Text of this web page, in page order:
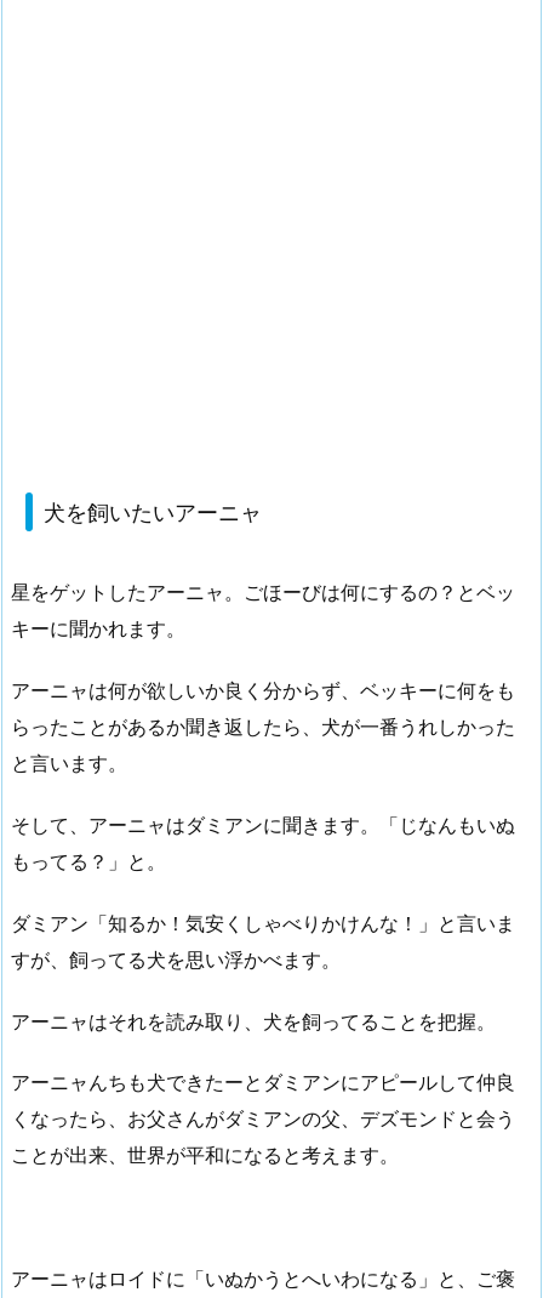
犬を飼いたいアーニャ
星をゲットしたアーニャ。ごほーびは何にするの？とベッ
キーに聞かれます。
アーニャは何が欲しいか良く分からず、ベッキーに何をも
らったことがあるか聞き返したら、犬が一番うれしかった
と言います。
そして、アーニャはダミアンに聞きます。「じなんもいぬ
もってる？」と。
ダミアン「知るか！気安くしゃべりかけんな！」と言いま
すが、飼ってる犬を思い浮かべます。
アーニャはそれを読み取り、犬を飼ってることを把握。
アーニャんちも犬できたーとダミアンにアピールして仲良
くなったら、お父さんがダミアンの父、デズモンドと会う
ことが出来、世界が平和になると考えます。
アーニャはロイドに「いぬかうとへいわになる」と、ご褒